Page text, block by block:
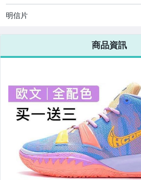
美容保養與彩妝
電腦、平板與周邊
相機、攝影與周邊
嬰幼兒與孕婦
汽機車精品百貨
居家、家具與園藝
玩具、模型與公仔
男性精品與服飾
明信片
商品資訊